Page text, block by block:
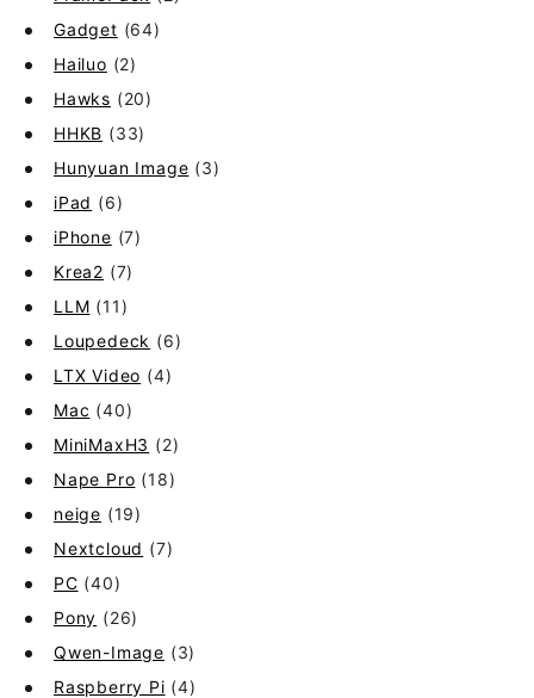
Gadget (64)
Hailuo (2)
Hawks (20)
HHKB (33)
Hunyuan Image (3)
iPad (6)
iPhone (7)
Krea2 (7)
LLM (11)
Loupedeck (6)
LTX Video (4)
Mac (40)
MiniMaxH3 (2)
Nape Pro (18)
neige (19)
Nextcloud (7)
PC (40)
Pony (26)
Qwen-Image (3)
Raspberry Pi (4)